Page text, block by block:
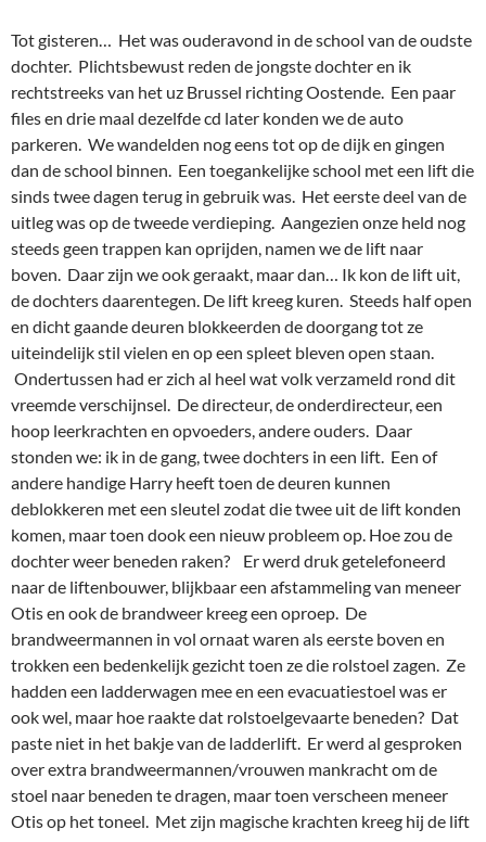
Tot gisteren… Het was ouderavond in de school van de oudste
dochter. Plichtsbewust reden de jongste dochter en ik
rechtstreeks van het uz Brussel richting Oostende. Een paar
files en drie maal dezelfde cd later konden we de auto
parkeren. We wandelden nog eens tot op de dijk en gingen
dan de school binnen. Een toegankelijke school met een lift die
sinds twee dagen terug in gebruik was. Het eerste deel van de
uitleg was op de tweede verdieping. Aangezien onze held nog
steeds geen trappen kan oprijden, namen we de lift naar
boven. Daar zijn we ook geraakt, maar dan… Ik kon de lift uit,
de dochters daarentegen. De lift kreeg kuren. Steeds half open
en dicht gaande deuren blokkeerden de doorgang tot ze
uiteindelijk stil vielen en op een spleet bleven open staan.
Ondertussen had er zich al heel wat volk verzameld rond dit
vreemde verschijnsel. De directeur, de onderdirecteur, een
hoop leerkrachten en opvoeders, andere ouders. Daar
stonden we: ik in de gang, twee dochters in een lift. Een of
andere handige Harry heeft toen de deuren kunnen
deblokkeren met een sleutel zodat die twee uit de lift konden
komen, maar toen dook een nieuw probleem op. Hoe zou de
dochter weer beneden raken? Er werd druk getelefoneerd
naar de liftenbouwer, blijkbaar een afstammeling van meneer
Otis en ook de brandweer kreeg een oproep. De
brandweermannen in vol ornaat waren als eerste boven en
trokken een bedenkelijk gezicht toen ze die rolstoel zagen. Ze
hadden een ladderwagen mee en een evacuatiestoel was er
ook wel, maar hoe raakte dat rolstoelgevaarte beneden? Dat
paste niet in het bakje van de ladderlift. Er werd al gesproken
over extra brandweermannen/vrouwen mankracht om de
stoel naar beneden te dragen, maar toen verscheen meneer
Otis op het toneel. Met zijn magische krachten kreeg hij de lift